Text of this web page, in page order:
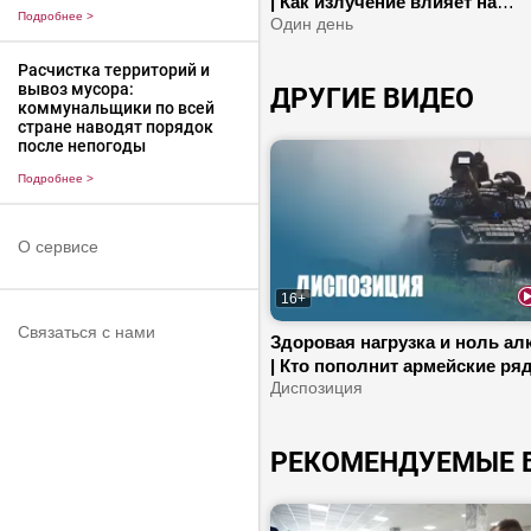
Подробнее >
Расчистка территорий и
вывоз мусора:
коммунальщики по всей
стране наводят порядок
после непогоды
Подробнее >
О сервисе
Связаться с нами
экосистему? | Почему опыт
Один день
ДРУГИЕ ВИДЕО
16+
Здоровая нагрузка и ноль
| Кто пополнит армейские
Над чем смеются беглые?
Диспозиция
РЕКОМЕНДУЕМЫЕ